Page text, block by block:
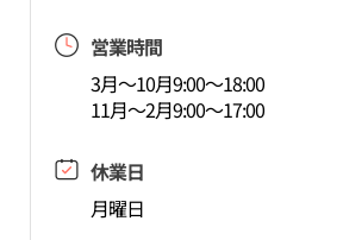
営業時間
3月～10月9:00～18:00
11月～2月9:00～17:00
休業日
月曜日